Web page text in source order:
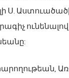
Ս.
ունենալով